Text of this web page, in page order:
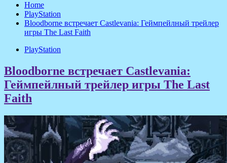
Home
PlayStation
Bloodborne встречает Castlevania: Геймпейлный трейлер
игры The Last Faith
PlayStation
Bloodborne встречает Castlevania:
Геймпейлный трейлер игры The Last
Faith